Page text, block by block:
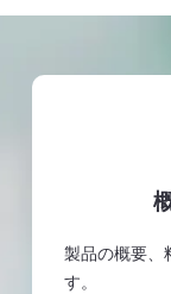
製品の概要、
す。